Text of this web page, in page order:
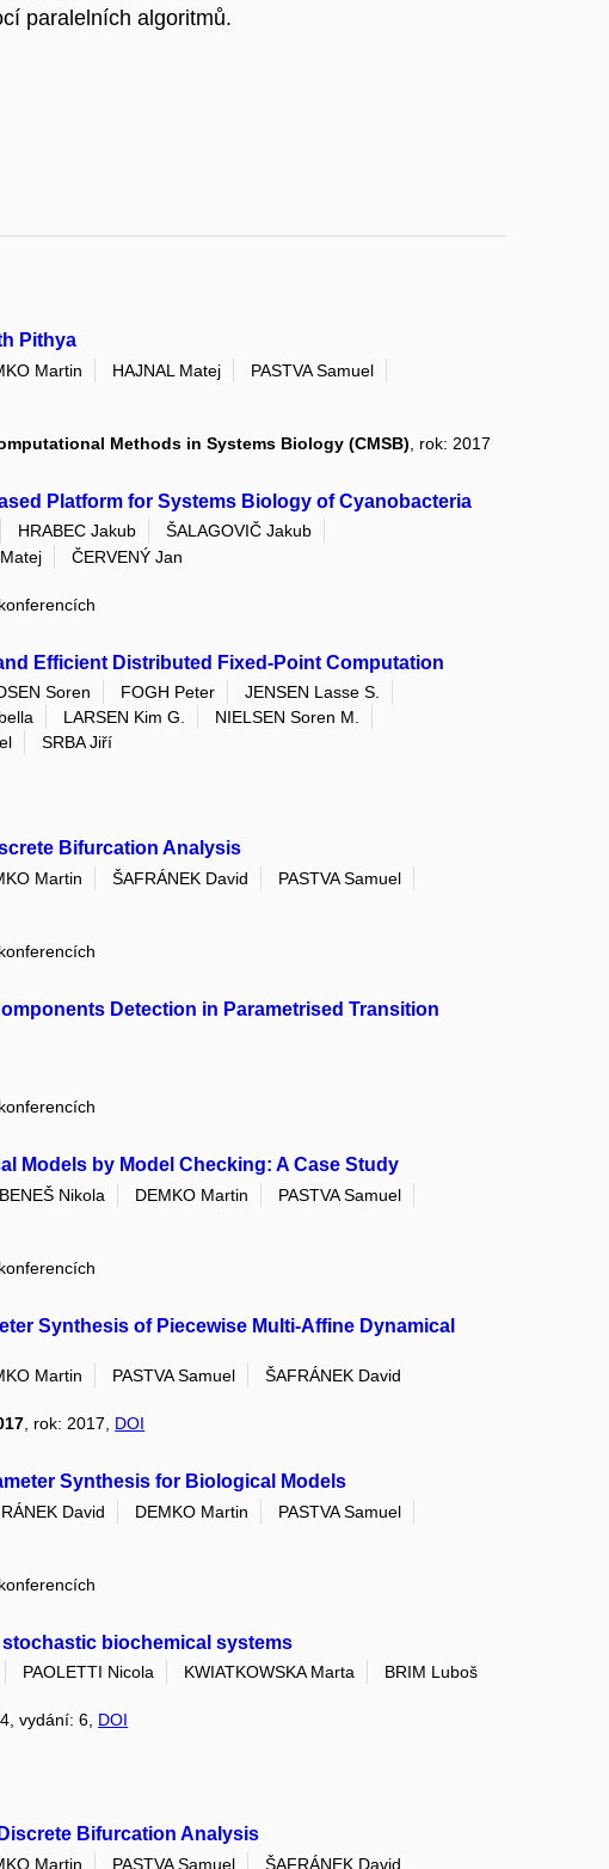
paralelních algoritmů.
Pithya
Martin HAJNAL Matej
PASTVA Samuel
Methods in Systems Biology (CMSB) , rok: 2017
Platform for Systems Biology of Cyanobacteria
HRABEC Jakub
ŠALAGOVIČ Jakub
ČERVENÝ Jan
Efficient Distributed Fixed-Point Computation
Soren FOGH Peter
JENSEN Lasse S.
LARSEN Kim G.
NIELSEN Soren M.
SRBA Jiří
Bifurcation Analysis
Martin ŠAFRÁNEK David
PASTVA Samuel
Detection in Parametrised Transition
Models by Model Checking: A Case Study
BENEŠ Nikola DEMKO Martin
PASTVA Samuel
Synthesis of Piecewise Multi-Affine Dynamical
Martin PASTVA Samuel
ŠAFRÁNEK David
, rok: 2017, DOI
Synthesis for Biological Models
David DEMKO Martin
PASTVA Samuel
biochemical systems
PAOLETTI Nicola KWIATKOWSKA Marta
BRIM Luboš
vydání: 6, DOI
Bifurcation Analysis
Martin PASTVA Samuel
ŠAFRÁNEK David